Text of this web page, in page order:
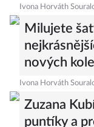
Ivona Horváth
Milujete
nových
Ivona Horváth
Zuzana
puntíky a